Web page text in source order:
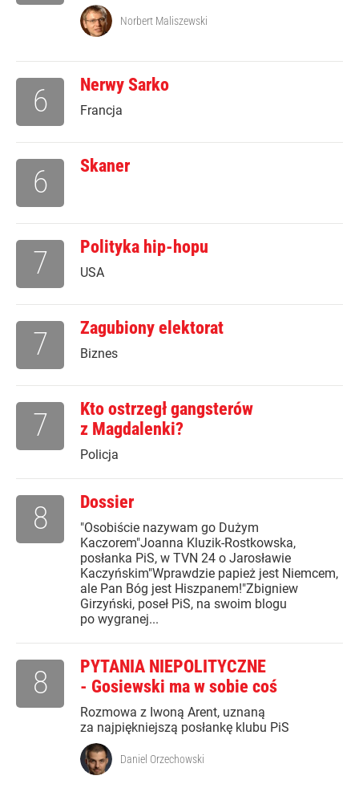
Norbert Maliszewski
Nerwy Sarko
Francja
6
Skaner
6
Polityka hip-hopu
USA
7
Zagubiony elektorat
Biznes
7
Kto ostrzegł gangsterów
z Magdalenki?
Policja
7
Dossier
"Osobiście nazywam go Dużym
Kaczorem"Joanna Kluzik-Rostkowska,
posłanka PiS, w TVN 24 o Jarosławie
Kaczyńskim"Wprawdzie papież jest Niemcem,
ale Pan Bóg jest Hiszpanem!"Zbigniew
Girzyński, poseł PiS, na swoim blogu
po wygranej...
8
PYTANIA NIEPOLITYCZNE
- Gosiewski ma w sobie coś
Rozmowa z Iwoną Arent, uznaną
za najpiękniejszą posłankę klubu PiS
8
Daniel Orzechowski